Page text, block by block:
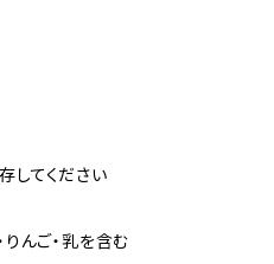
してください
んご・乳を含む